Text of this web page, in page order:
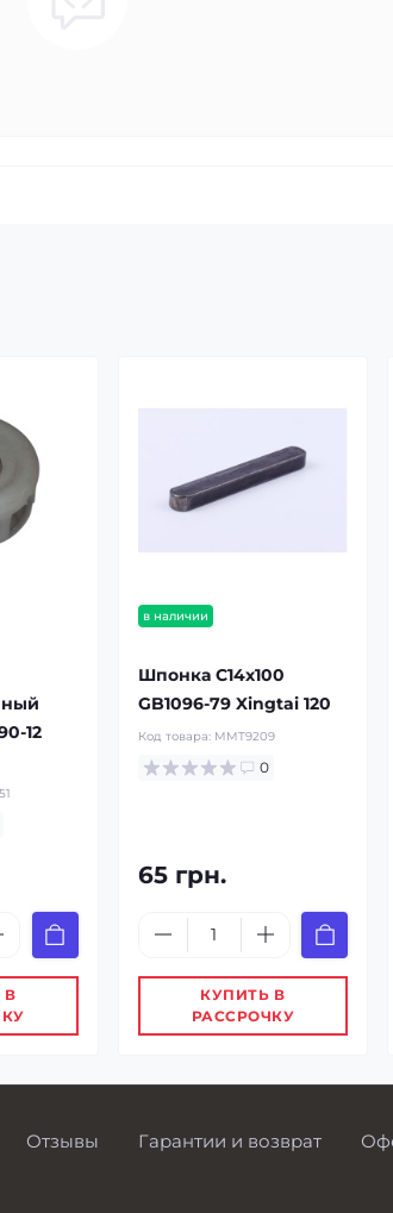
12
В
в наличии
Шпонка С14х100
GB1096-79 Xingtai 120
Код товара: MMT9209
0
65 грн.
КУПИТЬ В
РАССРОЧКУ
Отзывы Гарантии и возврат